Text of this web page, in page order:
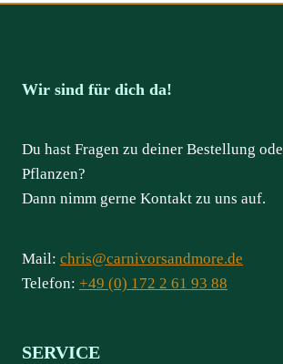
Wir sind für dich da!
Du hast Fragen zu deiner Bestellung
Pflanzen?
Dann nimm gerne Kontakt zu uns auf.
Mail: chris@carnivorsandmore.de
Telefon: +49 (0) 172 2 61 93 88
SERVICE